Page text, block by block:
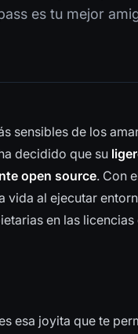
es tu mejor
sensibles de los
decidido que su
open source. Con
vida al ejecutar
en las
esa joyita que te